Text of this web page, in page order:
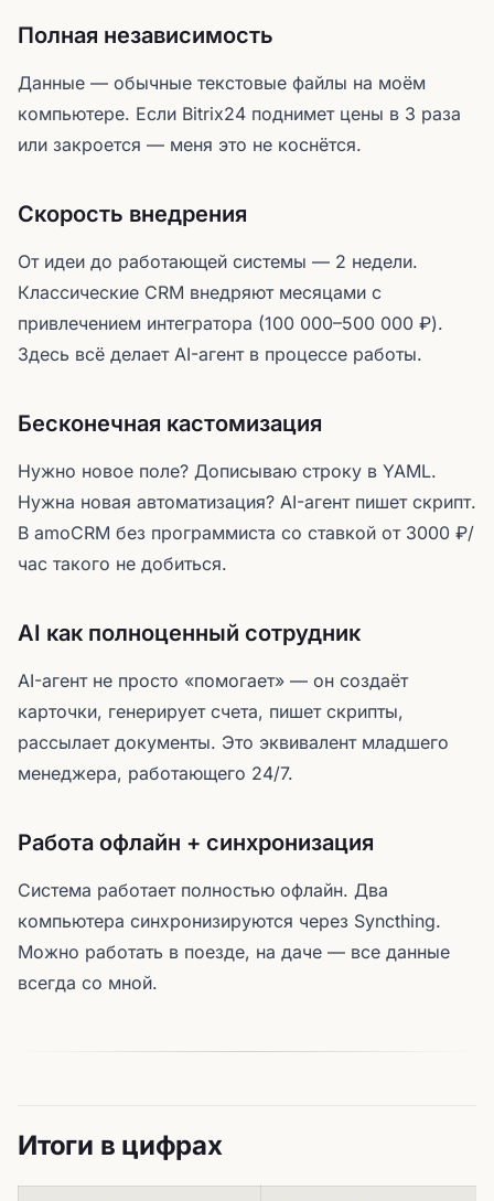
Полная независимость
Данные — обычные текстовые файлы на моём
компьютере. Если Bitrix24 поднимет цены в 3 раза
или закроется — меня это не коснётся.
Скорость внедрения
От идеи до работающей системы — 2 недели.
Классические CRM внедряют месяцами с
привлечением интегратора (100 000–500 000 ₽).
Здесь всё делает AI-агент в процессе работы.
Бесконечная кастомизация
Нужно новое поле? Дописываю строку в YAML.
Нужна новая автоматизация? AI-агент пишет скрипт.
В amoCRM без программиста со ставкой от 3000 ₽/
час такого не добиться.
AI как полноценный сотрудник
AI-агент не просто «помогает» — он создаёт
карточки, генерирует счета, пишет скрипты,
рассылает документы. Это эквивалент младшего
менеджера, работающего 24/7.
Работа офлайн + синхронизация
Система работает полностью офлайн. Два
компьютера синхронизируются через Syncthing.
Можно работать в поезде, на даче — все данные
всегда со мной.
Итоги в цифрах